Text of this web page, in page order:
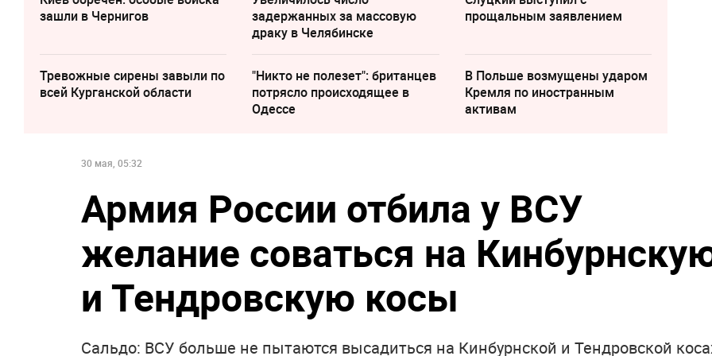
зашли в Чернигов
задержанных за массовую
драку в Челябинске
прощальным заявлением
Тревожные сирены завыли по
всей Курганской области
"Никто не полезет": британцев
потрясло происходящее в
Одессе
В Польше возмущены ударом
Кремля по иностранным
активам
30 мая, 05:32
Армия России отбила у ВСУ
желание соваться на
и Тендровскую косы
Сальдо: ВСУ больше не пытаются высадиться на Кинбурнской и Тендровской